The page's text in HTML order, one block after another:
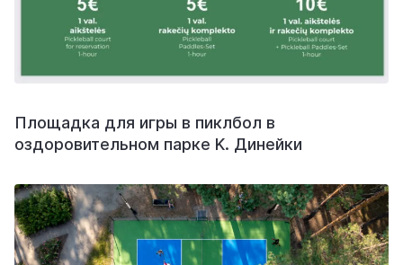
Площадка для игры в пиклбол в
оздоровительном парке K. Динейки